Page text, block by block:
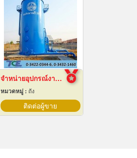
จำหน่ายอุปกรณ์งานระบบประปา
หมวดหมู่ : ถัง
ติดต่อผู้ขาย